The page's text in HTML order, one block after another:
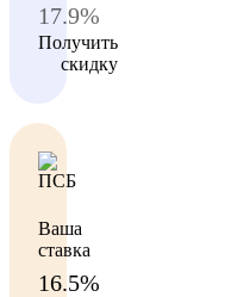
17.9%
Получить
скидку
Ваша
ставка
16.5%